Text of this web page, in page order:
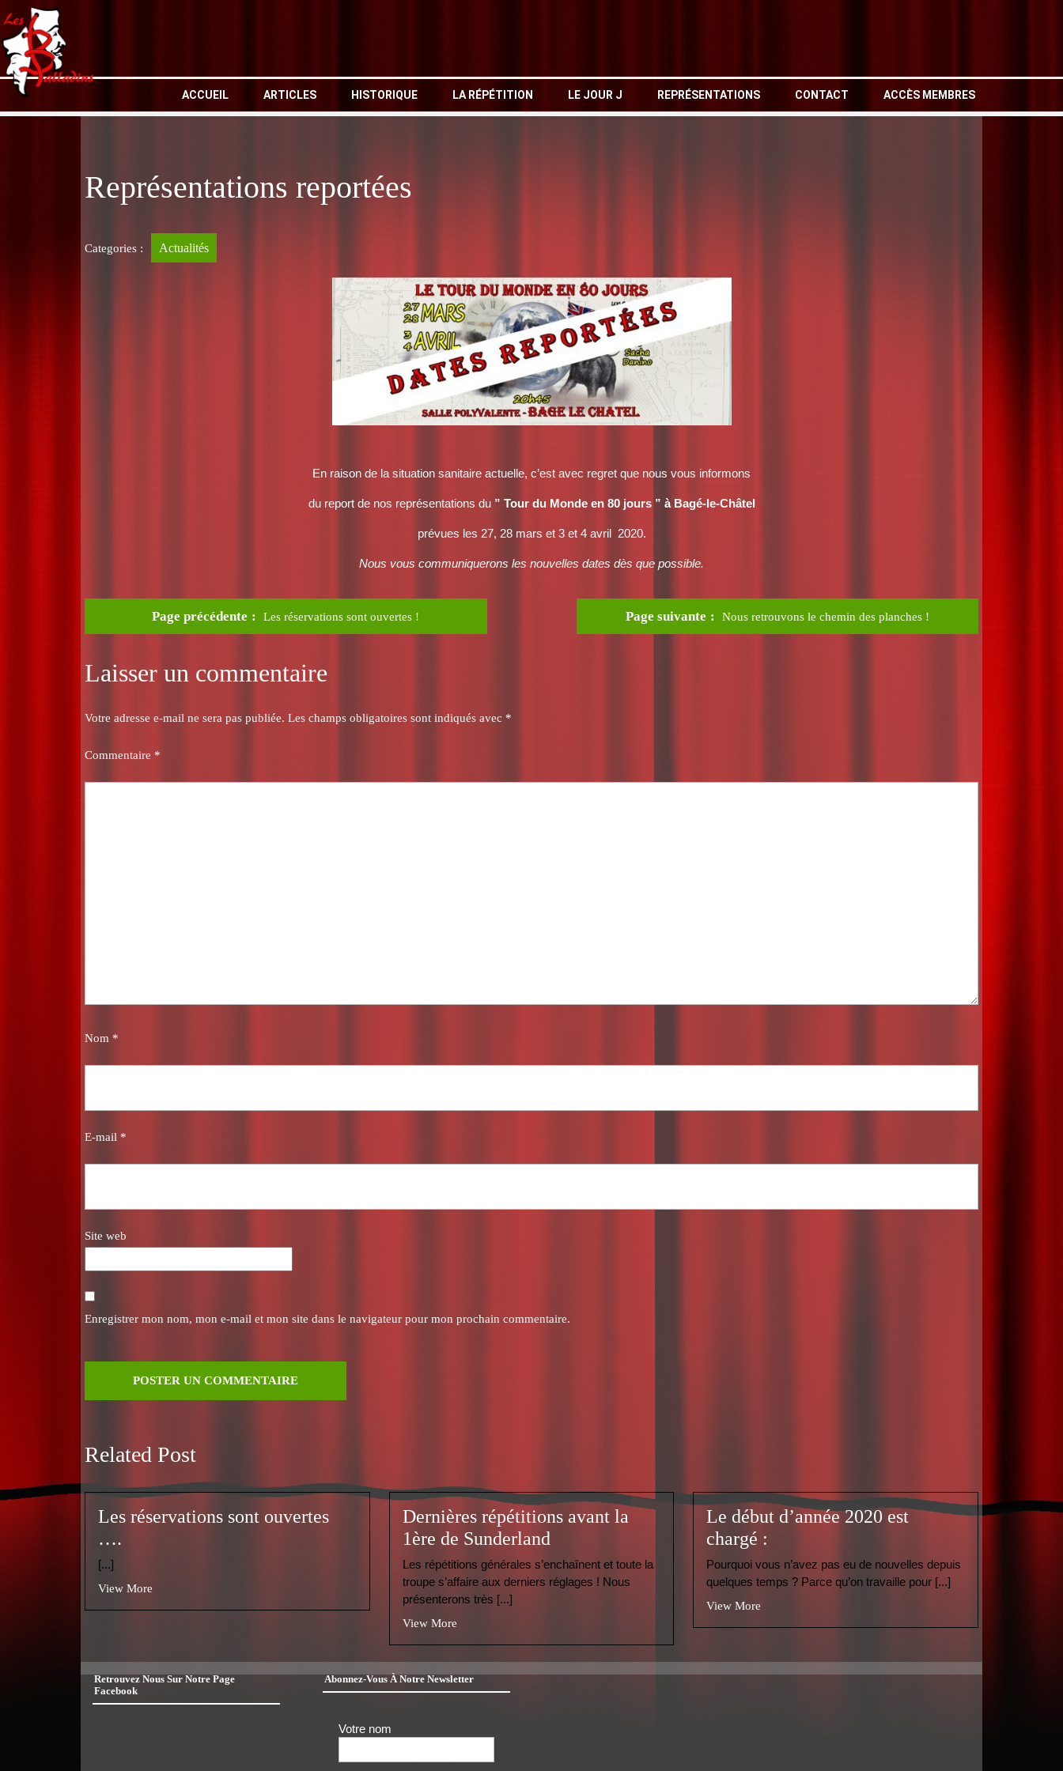
ACCUEIL ARTICLES HISTORIQUE LA RÉPÉTITION LE JOUR J REPRÉSENTATIONS CONTACT ACCÈS MEMBRES
Représentations reportées
Categories : Actualités
En raison de la situation sanitaire actuelle, c’est avec regret que nous vous informons
du report de nos représentations du” Tour du Monde en 80 jours ” à Bagé-le-Châtel
prévues les 27, 28 mars et 3 et 4 avril 2020.
Nous vous communiquerons les nouvelles dates dès que possible.
Page précédente Les réservations sont ouvertes ! Page suivante Nous retrouvons le chemin des planches !
Laisser un commentaire
Votre adresse e-mail ne sera pas publiée. Les champs obligatoires sont indiqués avec *
Commentaire *
Nom *
E-mail *
Site web
Enregistrer mon nom, mon e-mail et mon site dans le navigateur pour mon prochain commentaire.
Related Post
Les réservations sont ouvertes
….
[...]
View More
Dernières répétitions avant la
1ère de Sunderland
Les répétitions générales s’enchaînent et toute la
troupe s’affaire aux derniers réglages ! Nous
présenterons très [...]
View More
Le début d’année 2020 est
chargé :
Pourquoi vous n’avez pas eu de nouvelles depuis
quelques temps ? Parce qu’on travaille pour [...]
View More
Retrouvez Nous Sur Notre Page
Facebook
Abonnez-Vous À Notre Newsletter
Votre nom